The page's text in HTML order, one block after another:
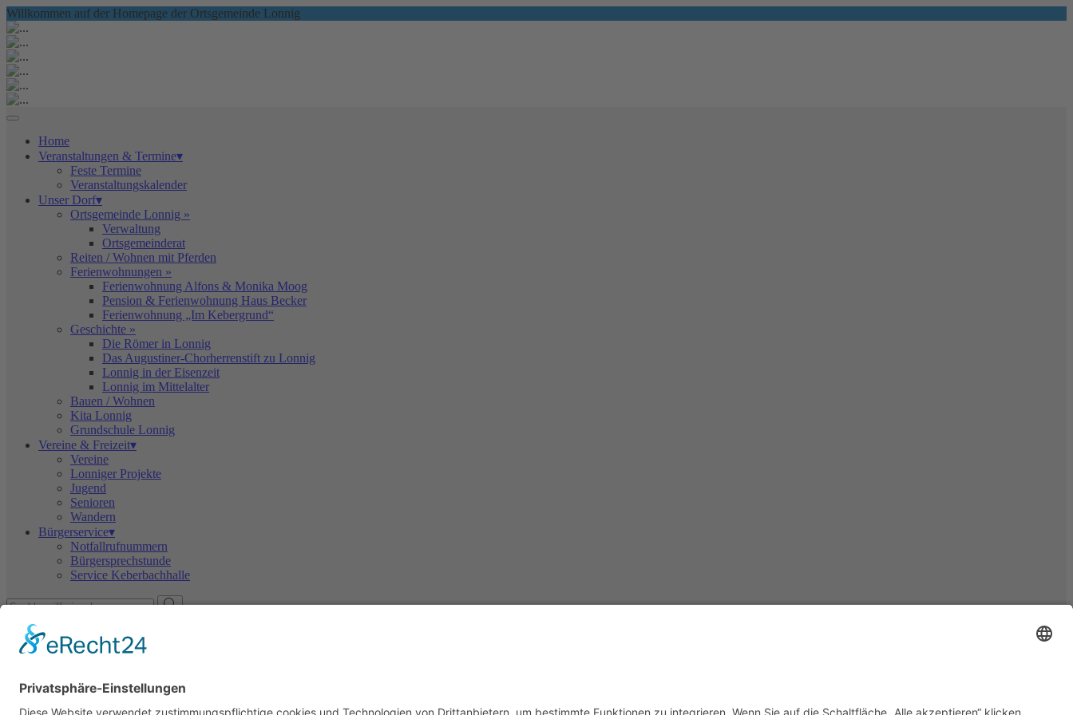
Willkommen auf der Homepage der Ortsgemeinde Lonnig
Home
Veranstaltungen & Termine▾
Feste Termine
Veranstaltungskalender
Unser Dorf▾
Ortsgemeinde Lonnig »
Verwaltung
Ortsgemeinderat
Reiten / Wohnen mit Pferden
Ferienwohnungen »
Ferienwohnung Alfons & Monika Moog
Pension & Ferienwohnung Haus Becker
Ferienwohnung „Im Kebergrund“
Geschichte »
Die Römer in Lonnig
Das Augustiner-Chorherrenstift zu Lonnig
Lonnig in der Eisenzeit
Lonnig im Mittelalter
Bauen / Wohnen
Kita Lonnig
Grundschule Lonnig
Vereine & Freizeit▾
Vereine
Lonniger Projekte
Jugend
Senioren
Wandern
Bürgerservice▾
Notfallrufnummern
Bürgersprechstunde
Service Keberbachhalle
Senioren
Seniorenangebote